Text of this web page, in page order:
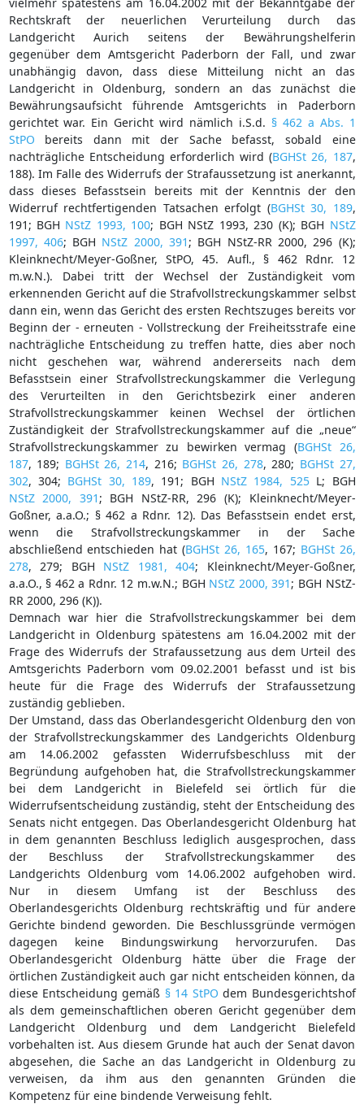
Rechtskraft der neuerlichen Verurteilung durch das
Landgericht Aurich seitens der Bewährungshelferin
gegenüber dem Amtsgericht Paderborn der Fall, und zwar
unabhängig davon, dass diese Mitteilung nicht an das
Landgericht in Oldenburg, sondern an das zunächst die
Bewährungsaufsicht führende Amtsgerichts in Paderborn
gerichtet war. Ein Gericht wird nämlich i.S.d. § 462 a Abs. 1
StPO bereits dann mit der Sache befasst, sobald eine
nachträgliche Entscheidung erforderlich wird (BGHSt 26, 187,
188). Im Falle des Widerrufs der Strafaussetzung ist anerkannt,
dass dieses Befasstsein bereits mit der Kenntnis der den
Widerruf rechtfertigenden Tatsachen erfolgt (BGHSt 30, 189,
191; BGH NStZ 1993, 100; BGH NStZ 1993, 230 (K); BGH NStZ
1997, 406; BGH NStZ 2000, 391 ; BGH NStZ-RR 2000, 296 (K);
Kleinknecht/Meyer-Goßner, StPO, 45. Aufl., § 462 Rdnr. 12
m.w.N.). Dabei tritt der Wechsel der Zuständigkeit vom
erkennenden Gericht auf die Strafvollstreckungskammer selbst
dann ein, wenn das Gericht des ersten Rechtszuges bereits vor
Beginn der - erneuten - Vollstreckung der Freiheitsstrafe eine
nachträgliche Entscheidung zu treffen hatte, dies aber noch
nicht geschehen war, während andererseits nach dem
Befasstsein einer Strafvollstreckungskammer die Verlegung
des Verurteilten in den Gerichtsbezirk einer anderen
Strafvollstreckungskammer keinen Wechsel der örtlichen
Zuständigkeit der Strafvollstreckungskammer auf die „neue“
Strafvollstreckungskammer zu bewirken vermag (BGHSt 26,
187, 189; BGHSt 26, 214, 216; BGHSt 26, 278, 280; BGHSt 27,
302, 304; BGHSt 30, 189, 191; BGH NStZ 1984, 525L; BGH
NStZ 2000, 391 ; BGH NStZ-RR, 296 (K); Kleinknecht/Meyer-
Goßner, a.a.O.; § 462 a Rdnr. 12). Das Befasstsein endet erst,
wenn die Strafvollstreckungskammer in der Sache
abschließend entschieden hat (BGHSt 26, 165, 167; BGHSt 26,
278, 279; BGH NStZ 1981, 404; Kleinknecht/Meyer-Goßner,
a.a.O., § 462 a Rdnr. 12 m.w.N.; BGH NStZ 2000, 391 ; BGH NStZ-
RR 2000, 296 (K)).
Demnach war hier die Strafvollstreckungskammer bei dem
Landgericht in Oldenburg spätestens am 16.04.2002 mit der
Frage des Widerrufs der Strafaussetzung aus dem Urteil des
Amtsgerichts Paderborn vom 09.02.2001 befasst und ist bis
heute für die Frage des Widerrufs der Strafaussetzung
zuständig geblieben.
Der Umstand, dass das Oberlandesgericht Oldenburg den von
der Strafvollstreckungskammer des Landgerichts Oldenburg
am 14.06.2002 gefassten Widerrufsbeschluss mit der
Begründung aufgehoben hat, die Strafvollstreckungskammer
bei dem Landgericht in Bielefeld sei örtlich für die
Widerrufsentscheidung zuständig, steht der Entscheidung des
Senats nicht entgegen. Das Oberlandesgericht Oldenburg hat
in dem genannten Beschluss lediglich ausgesprochen, dass
der Beschluss der Strafvollstreckungskammer des
Landgerichts Oldenburg vom 14.06.2002 aufgehoben wird.
Nur in diesem Umfang ist der Beschluss des
Oberlandesgerichts Oldenburg rechtskräftig und für andere
Gerichte bindend geworden. Die Beschlussgründe vermögen
dagegen keine Bindungswirkung hervorzurufen. Das
Oberlandesgericht Oldenburg hätte über die Frage der
örtlichen Zuständigkeit auch gar nicht entscheiden können, da
diese Entscheidung gemäß § 14 StPO dem Bundesgerichtshof
als dem gemeinschaftlichen oberen Gericht gegenüber dem
Landgericht Oldenburg und dem Landgericht Bielefeld
vorbehalten ist. Aus diesem Grunde hat auch der Senat davon
abgesehen, die Sache an das Landgericht in Oldenburg zu
verweisen, da ihm aus den genannten Gründen die
Kompetenz für eine bindende Verweisung fehlt.